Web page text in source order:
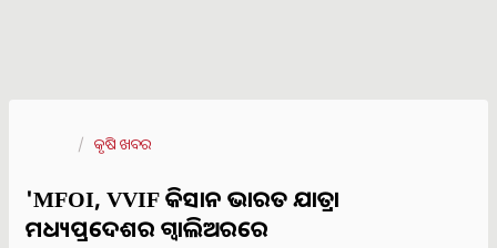
କୃଷି ଖବର
'MFOI, VVIF କିସାନ ଭାରତ ଯାତ୍ରା
ମଧ୍ୟପ୍ରଦେଶର ଗ୍ୱାଲିଅରରେ